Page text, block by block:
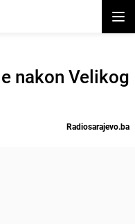
nakon Velikog
Radiosarajevo.ba